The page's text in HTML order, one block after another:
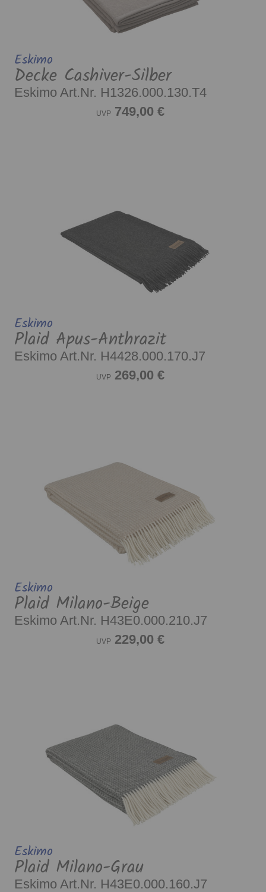
Eskimo
Decke Cashiver-Silber
Eskimo Art.Nr. H1326.000.130.T4
UVP 749,00 €
Eskimo
Plaid Apus-Anthrazit
Eskimo Art.Nr. H4428.000.170.J7
UVP 269,00 €
Eskimo
Plaid Milano-Beige
Eskimo Art.Nr. H43E0.000.210.J7
UVP 229,00 €
Eskimo
Plaid Milano-Grau
Eskimo Art.Nr. H43E0.000.160.J7